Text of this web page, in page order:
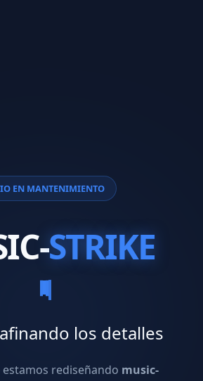
EN MANTENIMIENTO
STRIKE
los detalles
rediseñando music-